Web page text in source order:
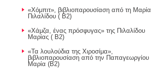
«Χόμπιτ», βιβλιοπαρουσίαση από τη Μαρία
Πιλαλίδου ( Β2)
«Χάμζα, ένας πρόσφυγας» της Πιλαλίδου
Μαρίας ( Β2)
«Τα λουλούδια της Χιροσίμα»,
βιβλιοπαρουσίαση από την Παπαγεωργίου
Μαρία (Β2)